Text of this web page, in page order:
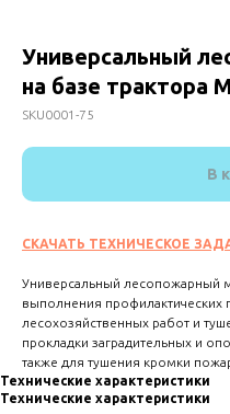
Универсальный
на базе
SKU0001-75
В
СКАЧАТЬ ТЕХНИЧЕСКОЕ
Универсальный лесопожарный
выполнения
лесохозяйственных работ и
прокладки заградительных и
также для тушения кромки
Технические характеристики
Технические характеристики